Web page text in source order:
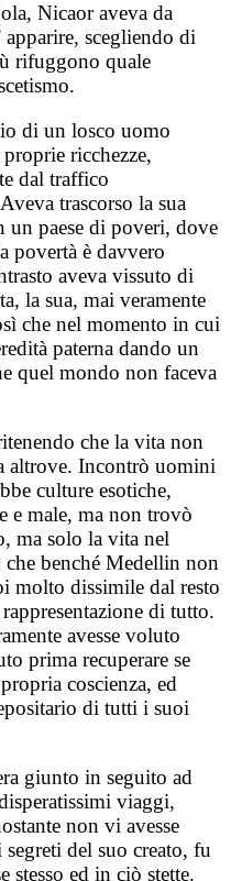
Nicaor aveva da
scegliendo di
rifuggono quale
di un losco uomo
ricchezze,
dal traffico
trascorso la sua
paese di poveri, dove
povertà è davvero
aveva vissuto di
la sua, mai veramente
che nel momento in cui
paterna dando un
quel mondo non faceva
che la vita non
altrove. Incontrò uomini
culture esotiche,
e male, ma non trovò
ma solo la vita nel
benché Medellin non
molto dissimile dal resto
di tutto.
avesse voluto
prima recuperare se
coscienza, ed
di tutti i suoi
giunto in seguito ad
viaggi,
non vi avesse
del suo creato, fu
stesso ed in ciò stette.